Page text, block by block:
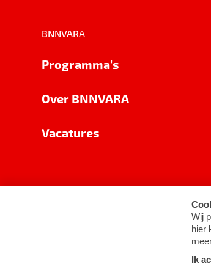
BNNVARA
Programma's
Over BNNVARA
Vacatures
Cookie-instellingen